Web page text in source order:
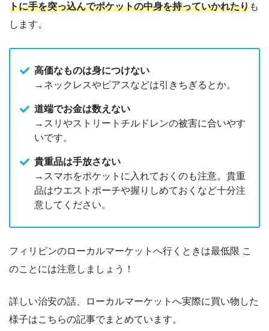
トに手を突っ込んでポケットの中身を持っていかれたりも
します。
高価なものは身につけない
→ネックレスやピアスなどは引きちぎるとか。
道端でお金は数えない
→スリやストリートチルドレンの被害に合いやす
いです。
貴重品は手放さない
→スマホをポケットに入れておくのも注意。貴重
品はウエストポーチや握りしめておくなど十分注
意してください。
フィリピンのローカルマーケットへ行くときは最低限 こ
のことには注意しましょう！
詳しい治安の話、ローカルマーケットへ実際に買い物した
様子はこちらの記事でまとめています。